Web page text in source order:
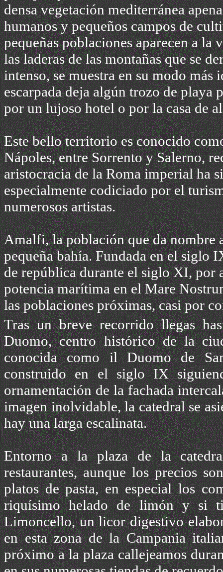
densa vegetación mediterránea
humanos y pequeños campos de
pequeñas poblaciones aparecen a la
las laderas de las montañas que se
intenso, se muestra en su modo más
escarpada deja algún trozo de playa
por un lujoso hotel o por la casa de
Este bello territorio es conocido
Nápoles, entre Sorrento y Salerno,
aristocracia de la Roma imperial ha
especialmente codiciado por el
numerosos artistas.
Amalfi, la población que da nombre
pequeña bahía. Fundada en el siglo
de república durante el siglo XI, por
potencia marítima en el Mare
las poblaciones próximas, casi por
Tras un breve recorrido llegas
Duomo, centro histórico de la
conocida como il Duomo de
construido en el siglo IX
ornamentación de la fachada
imagen inolvidable, la catedral se
hay una larga escalinata.
Entorno a la plaza de la
restaurantes, aunque los precios
platos de pasta, en especial los
riquísimo helado de limón y si
Limoncello, un licor digestivo
en esta zona de la Campania
próximo a la plaza callejeamos